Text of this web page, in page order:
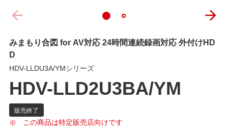
みまもり合図 for AV対応 24時間連続録画対応 外付けHD
D
HDV-LLDU3A/YMシリーズ
HDV-LLD2U3BA/YM
この商品は特定販売店向けです